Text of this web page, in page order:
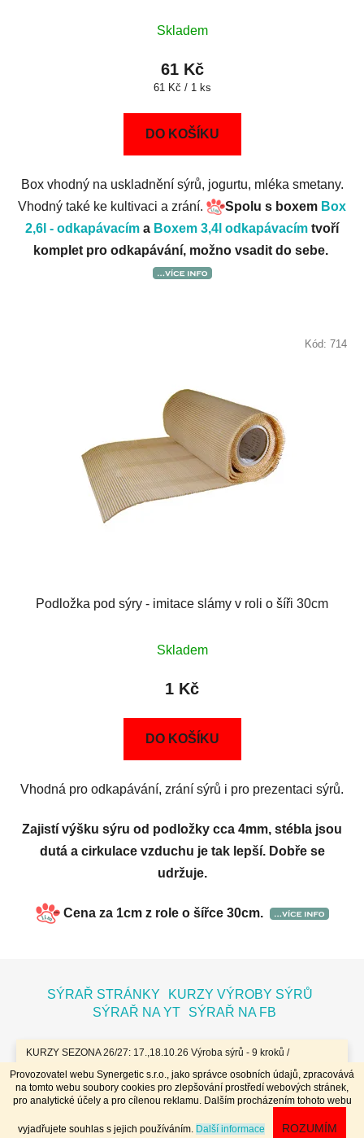
Provozovatel webu Synergetic s.r.o., jako správce osobních údajů, zpracovává
na tomto webu soubory cookies pro zlepšování prostředí webových stránek,
pro analytické účely a pro cílenou reklamu. Dalším procházením tohoto webu
vyjadřujete souhlas s jejich používáním. Další informace ROZUMÍM
KURZY SEZONA 26/27: 17.,18.10.26 Výroba sýrů - 9 kroků /
7.11.26 Bochníky - tvrdé zrající sýry / 8.11.26 Jogurty, Zákysy, Kefír
a Tvaroh + Hnětené a Tažené sýry/ 23.,24.1.27 Sýry doma /
20.,21.3.27 Výroba sýrů - 9 kroků / 10.4.27 Plísňáky - zrající sýry s
plísní / 11.4.27 Bochníky - tvrdé zrající sýry / 29.4..-2.5.27 Sýry 4
dny - komplet // Přihlášky na www.dobrykurz.cz //
Skladem
61 Kč
Měrná
61 Kč / 1 ks
DO KOŠÍKU
Box vhodný na uskladnění sýrů, jogurtu, mléka smetany.
Vhodný také ke kultivaci a zrání.
Spolu s boxem Box
2,6l - odkapávacím a Boxem 3,4l odkapávacím tvoří
komplet pro odkapávání, možno vsadit do sebe.
Podložka pod sýry - imitace slámy v roli o šíři 30cm
Skladem
1 Kč
DO KOŠÍKU
Vhodná pro odkapávání, zrání sýrů i pro prezentaci sýrů.
Zajistí výšku sýru od podložky cca 4mm, stébla jsou
dutá a cirkulace vzduchu je tak lepší. Dobře se
udržuje.
Cena za 1cm z role o šířce 30cm.
Kód: 714
SÝRAŘ STRÁNKY
KURZY VÝROBY SÝRŮ
SÝRAŘ NA YT
SÝRAŘ NA FB
Vytvořil Shoptet